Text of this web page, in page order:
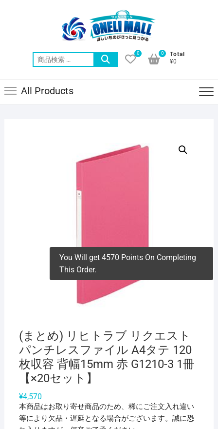
索
0
Total
¥0
0
All Products
(まとめ) リヒトラブ リクエスト
パンチレスファイル A4タテ 120
枚収容 背幅15mm 赤 G1210-3 1冊
【×20セット】
¥4,570
本商品はお取り寄せ商品のため、稀にご注文入れ違い
等により欠品・遅延となる場合がございます。誠に恐
You Will get 4570 Points On Completing
This Order.